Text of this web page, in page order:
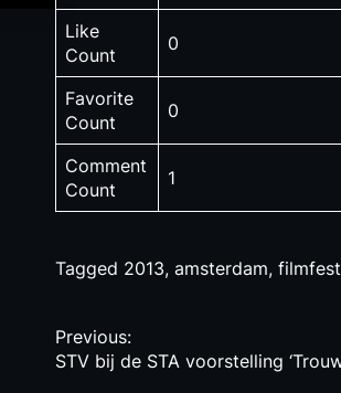
Like
Count
0
Favorite
Count
0
Comment
Count
1
Tagged 2013, amsterdam,
P
o
Previous:
STV bij de STA voorstelling